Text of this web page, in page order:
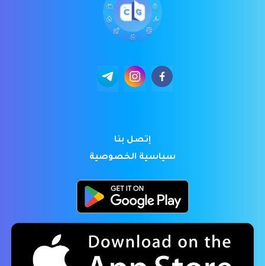
إتصل بنا
سياسية الخصوصية